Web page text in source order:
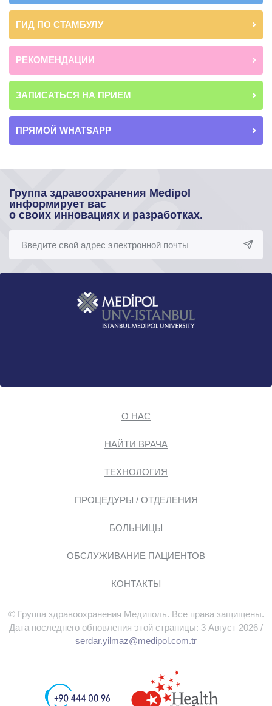
ГИД ПО СТАМБУЛУ
РЕКОМЕНДАЦИИ
ЗАПИСАТЬСЯ НА ПРИЕМ
ПРЯМОЙ WHATSAPP
Группа здравоохранения Medipol
информирует вас
о своих инновациях и разработках.
О НАС
НАЙТИ ВРАЧА
ТЕХНОЛОГИЯ
ПРОЦЕДУРЫ / ОТДЕЛЕНИЯ
БОЛЬНИЦЫ
ОБСЛУЖИВАНИЕ ПАЦИЕНТОВ
КОНТАКТЫ
© Группа здравоохранения Медиполь. Все права защищены.
Дата последнего обновления этой страницы: 3 Август 2026 /
serdar.yilmaz@medipol.com.tr